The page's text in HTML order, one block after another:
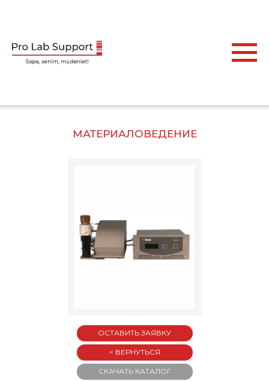
ОСТАВИТЬ ЗАЯВКУ
< ВЕРНУТЬСЯ
СКАЧАТЬ КАТАЛОГ
МАТЕРИАЛОВЕДЕНИЕ